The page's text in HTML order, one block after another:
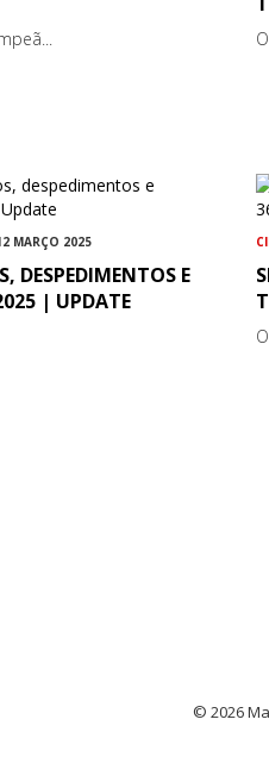
MARÇO 2025
DESPEDIMENTOS E
| UPDATE
© 2026